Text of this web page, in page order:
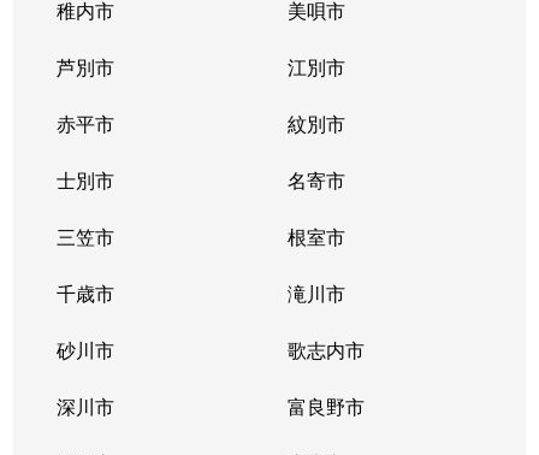
稚内市 美唄市
芦別市 江別市
赤平市 紋別市
士別市 名寄市
三笠市 根室市
千歳市 滝川市
砂川市 歌志内市
深川市 富良野市